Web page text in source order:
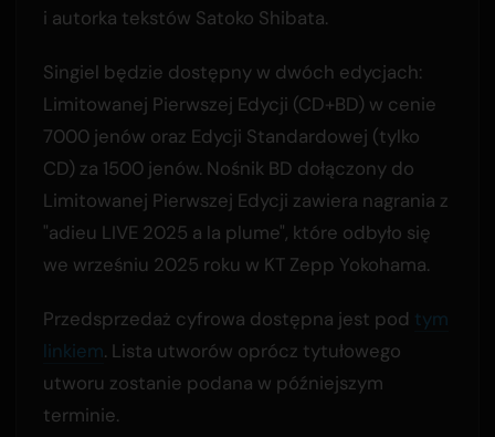
i autorka tekstów Satoko Shibata.
Singiel będzie dostępny w dwóch edycjach:
Limitowanej Pierwszej Edycji (CD+BD) w cenie
7000 jenów oraz Edycji Standardowej (tylko
CD) za 1500 jenów. Nośnik BD dołączony do
Limitowanej Pierwszej Edycji zawiera nagrania z
"adieu LIVE 2025 a la plume", które odbyło się
we wrześniu 2025 roku w KT Zepp Yokohama.
Przedsprzedaż cyfrowa dostępna jest pod tym
linkiem. Lista utworów oprócz tytułowego
utworu zostanie podana w późniejszym
terminie.